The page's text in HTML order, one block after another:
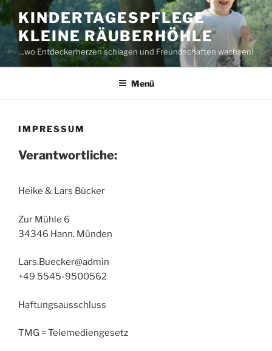
Zum
Inhalt
springen
KINDERTAGESPFLEGE
KLEINE RÄUBERHÖHLE
…wo Entdeckerherzen schlagen und Freundschaften wachsen!
Menü
IMPRESSUM
Verantwortliche:
Heike & Lars Bücker
Zur Mühle 6
34346 Hann. Münden
Lars.Buecker@admin
+49 5545-9500562
Haftungsausschluss
TMG = Telemediengesetz